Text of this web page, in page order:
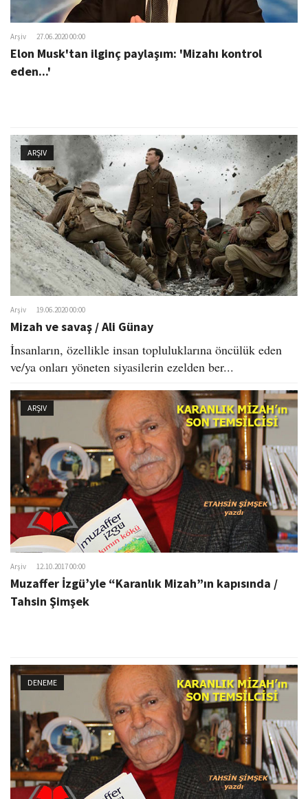
Arşiv 27.06.2020 00:00
Elon Musk'tan ilginç paylaşım: 'Mizahı kontrol
eden...'
ARŞIV
Arşiv 19.06.2020 00:00
Mizah ve savaş / Ali Günay
İnsanların, özellikle insan topluluklarına öncülük eden
ve/ya onları yöneten siyasilerin ezelden ber...
ARŞIV
Arşiv 12.10.2017 00:00
Muzaffer İzgü’yle “Karanlık Mizah”ın kapısında /
Tahsin Şimşek
DENEME